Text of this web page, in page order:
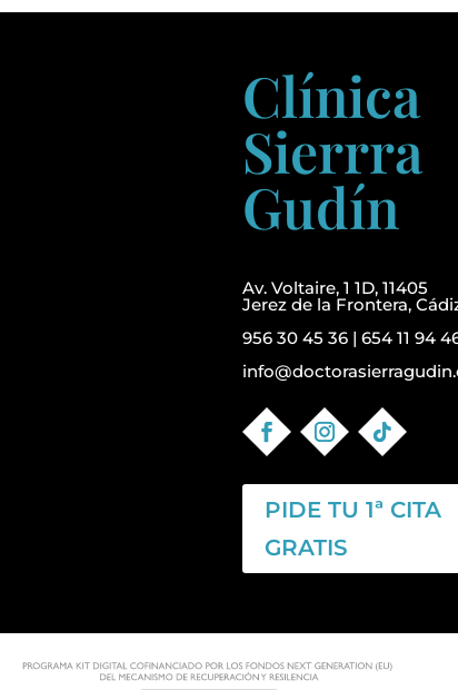
Clínica
Sierrra
Gudín
Av. Voltaire, 1 1D, 11405
Jerez de la Frontera,
956 30 45 36| 654 11 94
PIDE TU 1ª CITA
GRATIS